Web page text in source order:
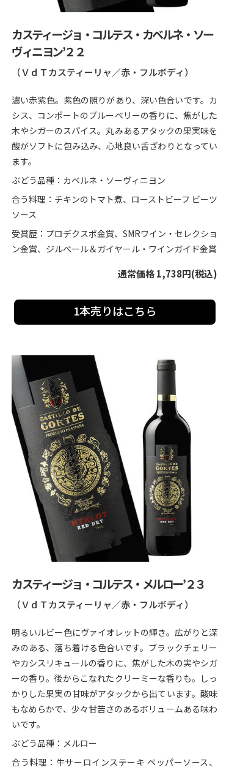
カスティージョ・コルテス・カベルネ・ソー
ヴィニヨン’２２
（ＶｄＴカスティーリャ／赤・フルボディ）
濃い赤紫色。紫色の照りがあり、深い色合いです。カ
シス、コンポートのブルーベリーの香りに、焦がした
木やシガーのスパイス。丸みあるアタックの果実味を
酸がソフトに包み込み、心地良い舌ざわりとなってい
ます。
ぶどう品種：カベルネ・ソーヴィニヨン
合う料理：チキンのトマト煮、ローストビーフ ビーツ
ソース
受賞歴：プロデクスポ金賞、SMRワイン・セレクショ
ン金賞、ジルベール＆ガイヤール・ワインガイド金賞
通常価格 1,738円(税込)
1本売りはこちら
カスティージョ・コルテス・メルロー’２３
（ＶｄＴカスティーリャ／赤・フルボディ）
明るいルビー色にヴァイオレットの輝き。広がりと深
みのある、落ち着ける色合いです。ブラックチェリー
やカシスリキュールの香りに、焦がした木の実やシガ
ーの香り。後からこなれたクリーミーな香りも。しっ
かりした果実の甘味がアタックから出ています。酸味
もなめらかで、少々甘苦さのあるボリュームある味わ
いです。
ぶどう品種：メルロー
合う料理：牛サーロインステーキ ペッパーソース、